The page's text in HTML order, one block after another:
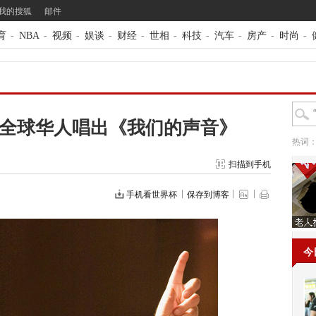
的搜狐 邮件
- NBA - 视频 - 娱谈 - 财经 - 世相 - 科技 - 汽车 - 房产 - 时尚 -
球华人唱出《我们的声音》
扫描到手机
手机看世界杯 保存到博客
热词
今